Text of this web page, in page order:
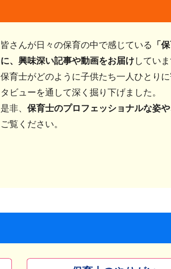
皆さんが日々の保育の中で感じている 「
に、興味深い記事や動画をお届け していま
保育士がどのように子供たち一人ひとり
タビューを通して深く掘り下げました。
是非、 保育士のプロフェッショナルな姿
ご覧ください。